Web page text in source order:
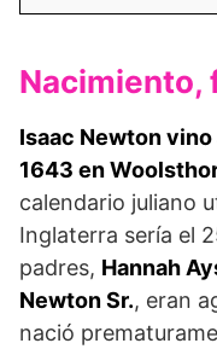
Nacimiento,
Isaac Newton
1643 en
calendario juliano
Inglaterra sería el
padres, Hannah
Newton Sr., eran
nació